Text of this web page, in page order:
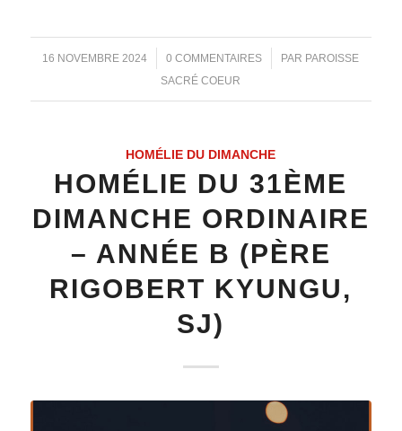
16 NOVEMBRE 2024
/ 0 COMMENTAIRES
/ PAR PAROISSE
SACRÉ COEUR
HOMÉLIE DU DIMANCHE
HOMÉLIE DU 31ÈME
DIMANCHE ORDINAIRE
– ANNÉE B (PÈRE
RIGOBERT KYUNGU,
SJ)